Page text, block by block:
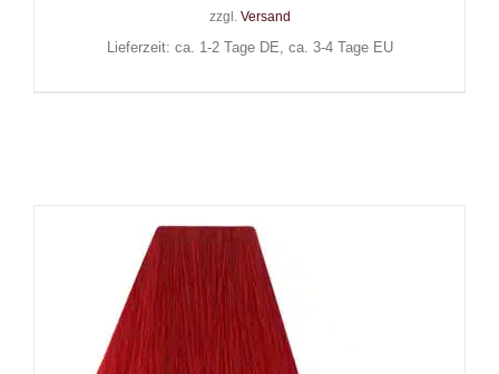
zzgl. Versand
Lieferzeit: ca. 1-2 Tage DE, ca. 3-4 Tage EU